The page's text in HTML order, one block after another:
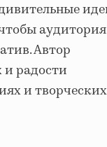
аудитория
Автор
и радости
и творческих